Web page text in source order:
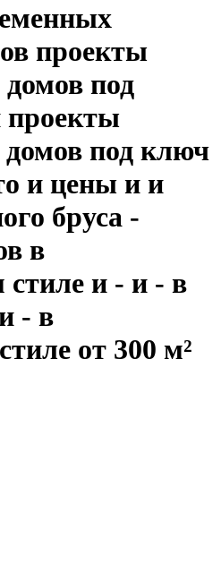
проекты
под
под ключ
и цены и и
бруса -
в
стиле и - и - в
- в
от 300 м²